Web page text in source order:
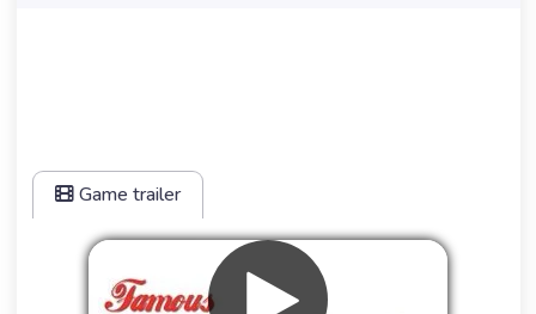
Game trailer